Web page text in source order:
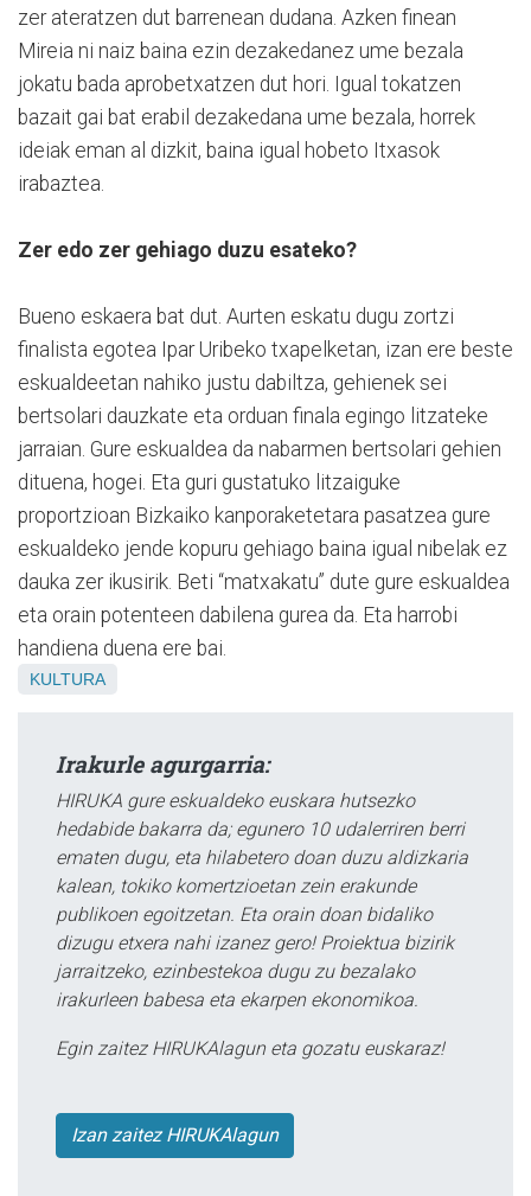
zer ateratzen dut barrenean dudana. Azken finean
Mireia ni naiz baina ezin dezakedanez ume bezala
jokatu bada aprobetxatzen dut hori. Igual tokatzen
bazait gai bat erabil dezakedana ume bezala, horrek
ideiak eman al dizkit, baina igual hobeto Itxasok
irabaztea.
Zer edo zer gehiago duzu esateko?
Bueno eskaera bat dut. Aurten eskatu dugu zortzi
finalista egotea Ipar Uribeko txapelketan, izan ere beste
eskualdeetan nahiko justu dabiltza, gehienek sei
bertsolari dauzkate eta orduan finala egingo litzateke
jarraian. Gure eskualdea da nabarmen bertsolari gehien
dituena, hogei. Eta guri gustatuko litzaiguke
proportzioan Bizkaiko kanporaketetara pasatzea gure
eskualdeko jende kopuru gehiago baina igual nibelak ez
dauka zer ikusirik. Beti “matxakatu” dute gure eskualdea
eta orain potenteen dabilena gurea da. Eta harrobi
handiena duena ere bai.
KULTURA
Irakurle agurgarria:
HIRUKA gure eskualdeko euskara hutsezko
hedabide bakarra da; egunero 10 udalerriren berri
ematen dugu, eta hilabetero doan duzu aldizkaria
kalean, tokiko komertzioetan zein erakunde
publikoen egoitzetan. Eta orain doan bidaliko
dizugu etxera nahi izanez gero! Proiektua bizirik
jarraitzeko, ezinbestekoa dugu zu bezalako
irakurleen babesa eta ekarpen ekonomikoa.
Egin zaitez HIRUKAlagun eta gozatu euskaraz!
Izan zaitez HIRUKAlagun